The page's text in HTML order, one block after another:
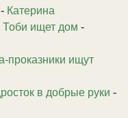
- Катерина
ищет дом -
проказники ищут
в добрые руки -